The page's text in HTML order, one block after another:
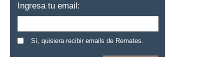
Ingresa tu email:
Sí, quisiera recibir emails de Remates.